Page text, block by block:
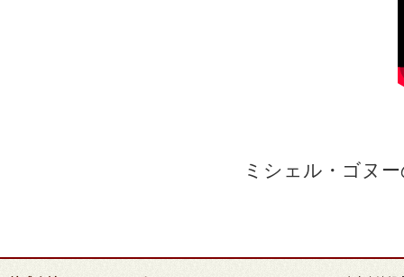
ミシェル・ゴヌ